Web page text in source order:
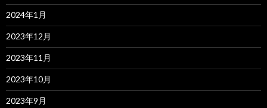
2024年1月
2023年12月
2023年11月
2023年10月
2023年9月